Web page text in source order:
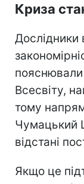
Криза
Дослідники
Всесвіту,
тому
Чумацький
відстані
Якщо це